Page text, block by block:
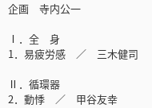
企画 寺内公一
Ⅰ．全 身
1．易疲労感 ／ 三木健司
Ⅱ．循環器
2．動悸 ／ 甲谷友幸